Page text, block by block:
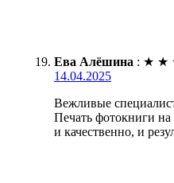
Ева Алёшина : ★ ★
14.04.2025
Вежливые
Печать фотокниги
и качественно, и